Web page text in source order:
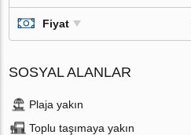
Fiyat
SOSYAL ALANLAR
Plaja yakın
Toplu taşımaya yakın